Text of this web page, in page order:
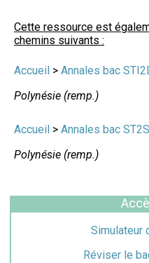
Cette ressource est
chemins suivants :
Accueil > Annales bac
Polynésie (remp.)
Accueil > Annales bac ST2S
Polynésie (remp.)
Simulateur
Réviser le